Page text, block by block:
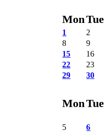
MonTue
1 2
8
9
15
16
22
23
29
30
MonTue
5
6